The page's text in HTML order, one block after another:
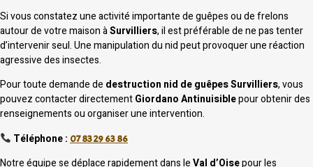
Si vous constatez une activité importante de guêpes ou de frelons
autour de votre maison àSurvilliers, il est préférable de ne pas tenter
d’intervenir seul. Une manipulation du nid peut provoquer une réaction
agressive des insectes.
Pour toute demande de destruction nid de guêpes Survilliers, vous
pouvez contacter directementGiordano Antinuisiblepour obtenir des
renseignements ou organiser une intervention.
Téléphone : 07 83 29 63 86
Notre équipe se déplace rapidement dans leVal d’Oisepour les